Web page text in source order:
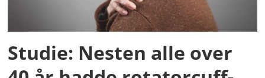
Studie: Nesten alle over